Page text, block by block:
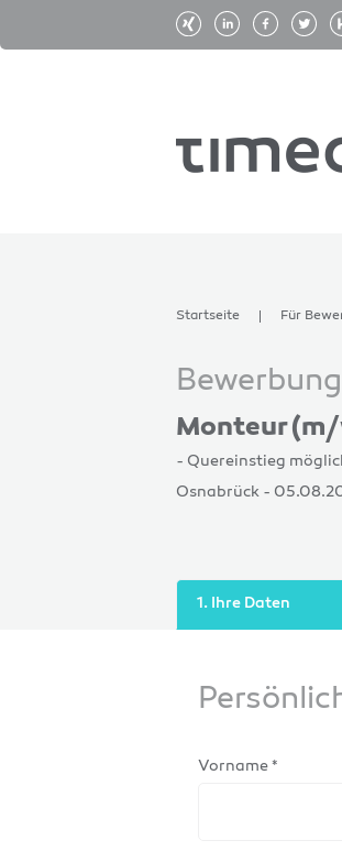
Startseite Für
Monteur
- Quereinstieg
Osnabrück -
1. Ihre Daten
Vorname *